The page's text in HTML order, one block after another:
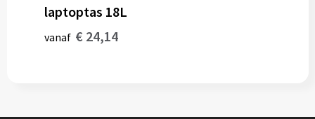
laptoptas 18L
vanaf € 24,14